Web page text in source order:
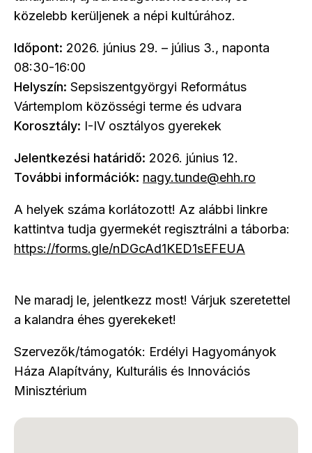
közelebb kerüljenek a népi kultúrához.
Időpont: 2026. június 29. – július 3., naponta
08:30-16:00
Helyszín: Sepsiszentgyörgyi Református
Vártemplom közösségi terme és udvara
Korosztály: I-IV osztályos gyerekek
Jelentkezési határidő: 2026. június 12.
További információk: nagy.tunde@ehh.ro
A helyek száma korlátozott! Az alábbi linkre
kattintva tudja gyermekét regisztrálni a táborba:
https://forms.gle/nDGcAd1KED1sEFEUA
Ne maradj le, jelentkezz most! Várjuk szeretettel
a kalandra éhes gyerekeket!
Szervezők/támogatók: Erdélyi Hagyományok
Háza Alapítvány, Kulturális és Innovációs
Minisztérium